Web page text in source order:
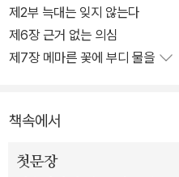
충족시켜줄 것이다.
지난여름 이후 서로에게 둘도 없
깨어난 고바토는 머리맡에 남겨
나선 것 같은데…….
제2부 늑대는 잊지 않는다
제6장 근거 없는 의심
제7장 메마른 꽃에 부디 물을
책속에서
첫문장